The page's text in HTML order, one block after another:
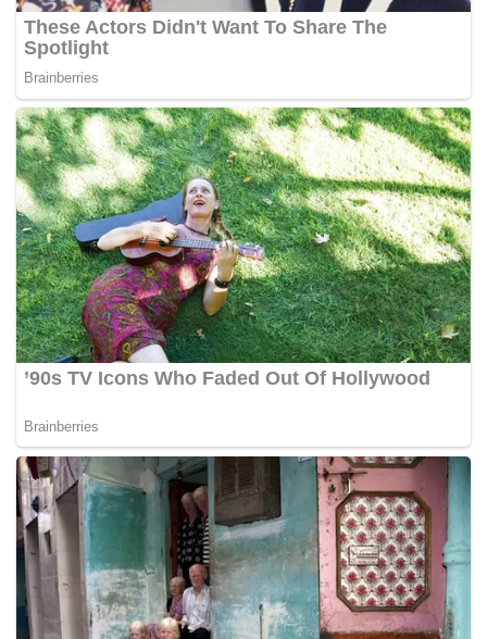
“Ia cerita yang panjang. Saya yang terlibat dalam
kejadian itu. Saya tidak berniat mahu mencederakan
sesiapa, saya boleh saja berlawan dengan mudah.
“Saya menendangnya beberapa kali agar dia
menjauhkan diri dari saya tetapi sekumpulan lelaki
bodoh ini melompat ke arah saya.
“Saya tidak melawan balik. Saya bukannya bodoh, tapi
“Bagi saya, dia hanya lelaki yang kelakar dan saya
mengaku ianya salah saya yang menamparnya. Tetapi
saya telah meminta maaf, begitu juga dengan mereka.
Ia hanya salah faham sahaja, ” katanya di ruangan
komen pautan video.
Sementara itu di dalam laporanHarian Metro,pengawal